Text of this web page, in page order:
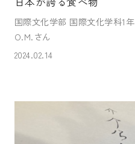
国際文化学部 国際文化学科1年
O.M.さん
2024.02.14